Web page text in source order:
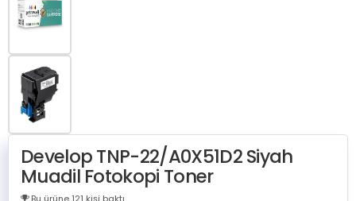
Develop TNP-22/A0X51D2 Siyah
Muadil Fotokopi Toner